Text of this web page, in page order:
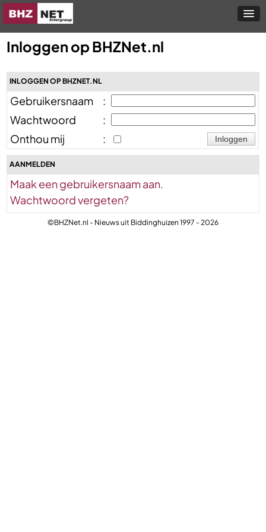
Inloggen op BHZNet.nl
INLOGGEN OP BHZNET.NL
Gebruikersnaam
:
Wachtwoord
:
Onthou mij
:
AANMELDEN
Maak een gebruikersnaam aan.
Wachtwoord vergeten?
©BHZNet.nl - Nieuws uit Biddinghuizen 1997 - 2026